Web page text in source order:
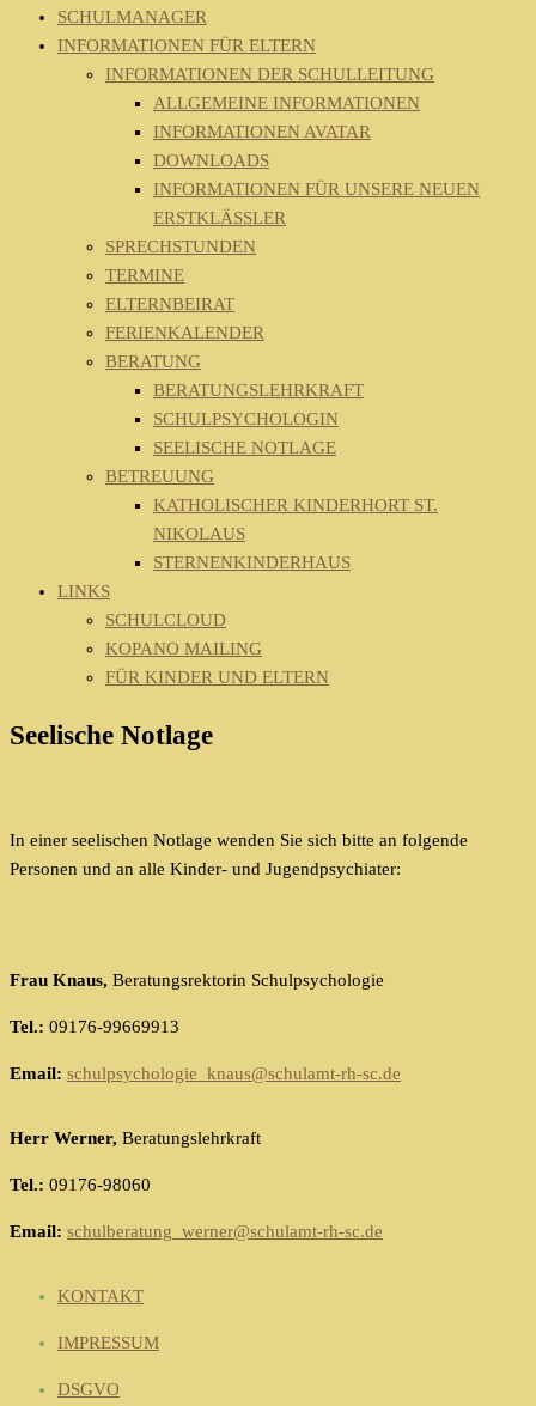
SCHULMANAGER
INFORMATIONEN FÜR ELTERN
INFORMATIONEN DER SCHULLEITUNG
ALLGEMEINE INFORMATIONEN
INFORMATIONEN AVATAR
DOWNLOADS
INFORMATIONEN FÜR UNSERE NEUEN
ERSTKLÄSSLER
SPRECHSTUNDEN
TERMINE
ELTERNBEIRAT
FERIENKALENDER
BERATUNG
BERATUNGSLEHRKRAFT
SCHULPSYCHOLOGIN
SEELISCHE NOTLAGE
BETREUUNG
KATHOLISCHER KINDERHORT ST.
NIKOLAUS
STERNENKINDERHAUS
LINKS
SCHULCLOUD
KOPANO MAILING
FÜR KINDER UND ELTERN
Seelische Notlage
In einer seelischen Notlage wenden Sie sich bitte an folgende
Personen und an alle Kinder- und Jugendpsychiater:
Frau Knaus, Beratungsrektorin Schulpsychologie
Tel.: 09176-99669913
Email: schulpsychologie_knaus@schulamt-rh-sc.de
Herr Werner, Beratungslehrkraft
Tel.: 09176-98060
Email: schulberatung_werner@schulamt-rh-sc.de
KONTAKT
IMPRESSUM
DSGVO